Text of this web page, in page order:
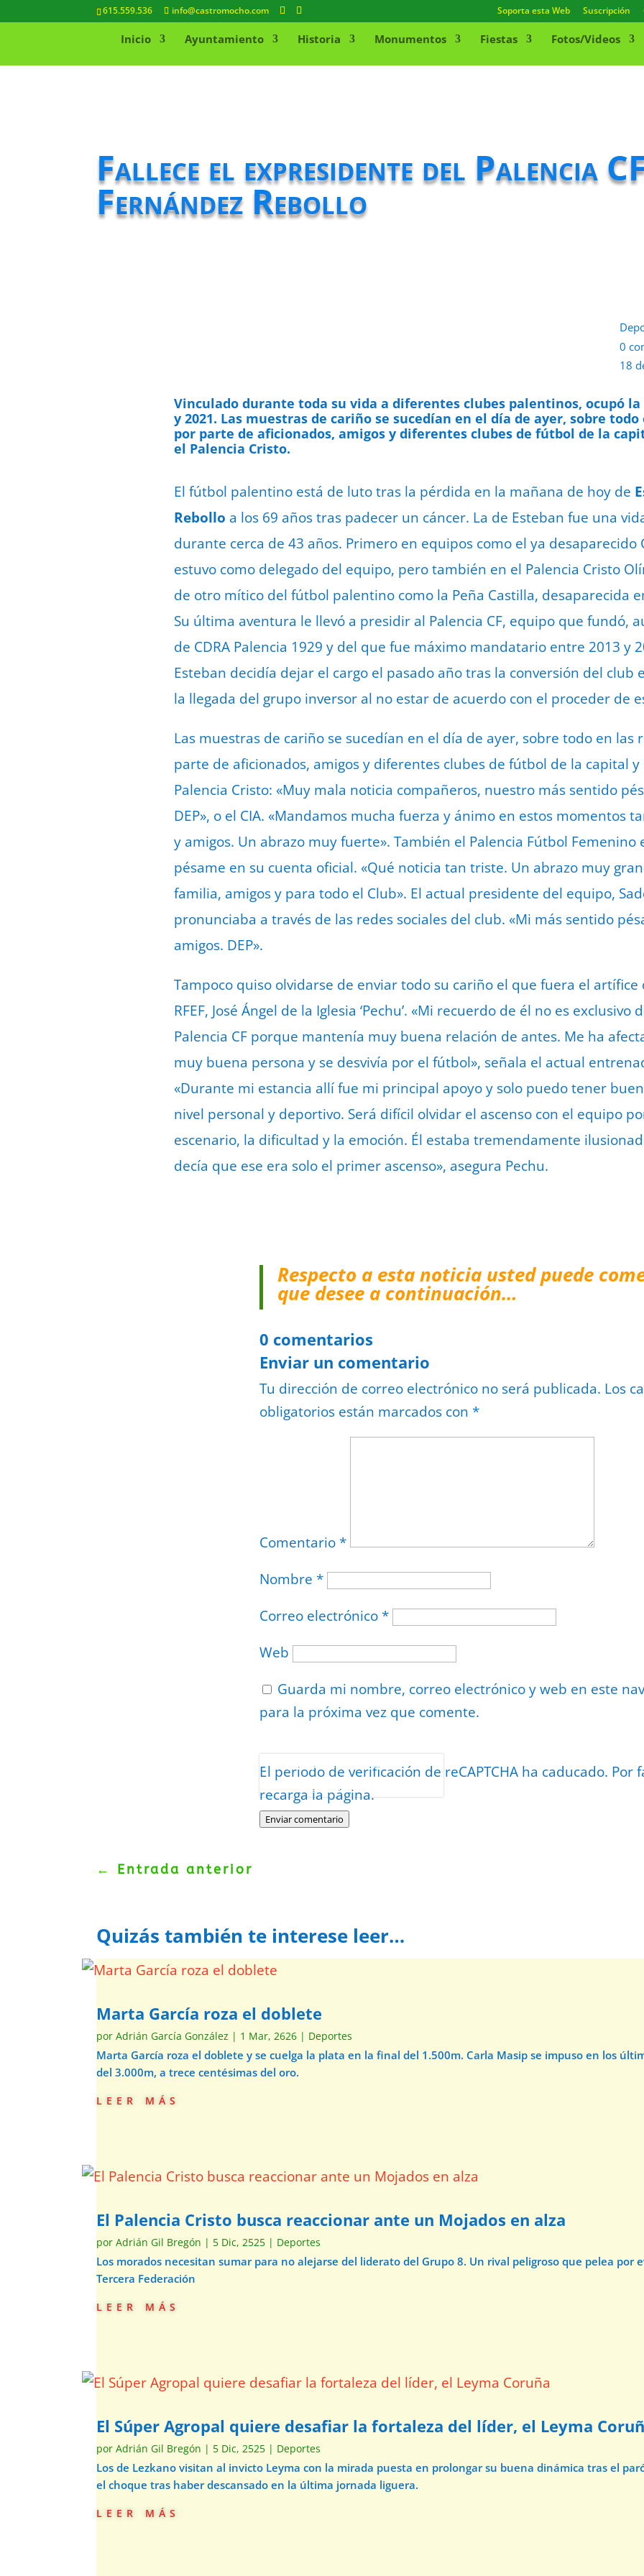
615.559.536 info@castromocho.com Soporta esta Web Suscripción
Inicio Ayuntamiento Historia Monumentos Fiestas Fotos/Videos
Fallece el expresidente del Palencia
Fernández Rebollo
0
18
Vinculado durante toda su vida a diferentes clubes palentinos, ocupó
y 2021. Las muestras de cariño se sucedían en el día de ayer, sobre
por parte de aficionados, amigos y diferentes clubes de fútbol de la
el Palencia Cristo.
El fútbol palentino está de luto tras la pérdida en la mañana de hoy de
Rebollo a los 69 años tras padecer un cáncer. La de Esteban fue una
durante cerca de 43 años. Primero en equipos como el ya desaparecido
estuvo como delegado del equipo, pero también en el Palencia Cristo
de otro mítico del fútbol palentino como la Peña Castilla, desaparecida
Su última aventura le llevó a presidir al Palencia CF, equipo que fundó,
de CDRA Palencia 1929 y del que fue máximo mandatario entre 2013 y
Esteban decidía dejar el cargo el pasado año tras la conversión del club
la llegada del grupo inversor al no estar de acuerdo con el proceder de
Las muestras de cariño se sucedían en el día de ayer, sobre todo en las
parte de aficionados, amigos y diferentes clubes de fútbol de la capital
Palencia Cristo: «Muy mala noticia compañeros, nuestro más sentido
DEP», o el CIA. «Mandamos mucha fuerza y ánimo en estos momentos
y amigos. Un abrazo muy fuerte». También el Palencia Fútbol Femenino
pésame en su cuenta oficial. «Qué noticia tan triste. Un abrazo muy
familia, amigos y para todo el Club». El actual presidente del equipo,
pronunciaba a través de las redes sociales del club. «Mi más sentido
amigos. DEP».
Tampoco quiso olvidarse de enviar todo su cariño el que fuera el artífice
RFEF, José Ángel de la Iglesia ‘Pechu’. «Mi recuerdo de él no es exclusivo
Palencia CF porque mantenía muy buena relación de antes. Me ha
muy buena persona y se desvivía por el fútbol», señala el actual
«Durante mi estancia allí fue mi principal apoyo y solo puedo tener
nivel personal y deportivo. Será difícil olvidar el ascenso con el equipo
escenario, la dificultad y la emoción. Él estaba tremendamente
decía que ese era solo el primer ascenso», asegura Pechu.
Respecto a esta noticia usted puede
que desee a continuación…
0 comentarios
Enviar un comentario
Tu dirección de correo electrónico no será publicada. Los
obligatorios están marcados con *
Comentario *
Nombre *
Correo electrónico *
Web
Guarda mi nombre, correo electrónico y web en este
para la próxima vez que comente.
El periodo de verificación de reCAPTCHA ha caducado. Por
recarga la página.
Enviar comentario
Protegidos por reCAPTCHA
Términos
← Entrada anterior
Quizás también te interese leer…
Marta García roza el doblete
porAdrián García González | 1 Mar, 2626 | Deportes
Marta García roza el doblete y se cuelga la plata en la final del 1.500m. Carla Masip se impuso en los
del 3.000m, a trece centésimas del oro.
leer más
El Palencia Cristo busca reaccionar ante un Mojados en alza
porAdrián Gil Bregón | 5 Dic, 2525 | Deportes
Los morados necesitan sumar para no alejarse del liderato del Grupo 8. Un rival peligroso que pelea por
Tercera Federación
leer más
El Súper Agropal quiere desafiar la fortaleza del líder, el Leyma
porAdrián Gil Bregón | 5 Dic, 2525 | Deportes
Los de Lezkano visitan al invicto Leyma con la mirada puesta en prolongar su buena dinámica tras el
el choque tras haber descansado en la última jornada liguera.
leer más